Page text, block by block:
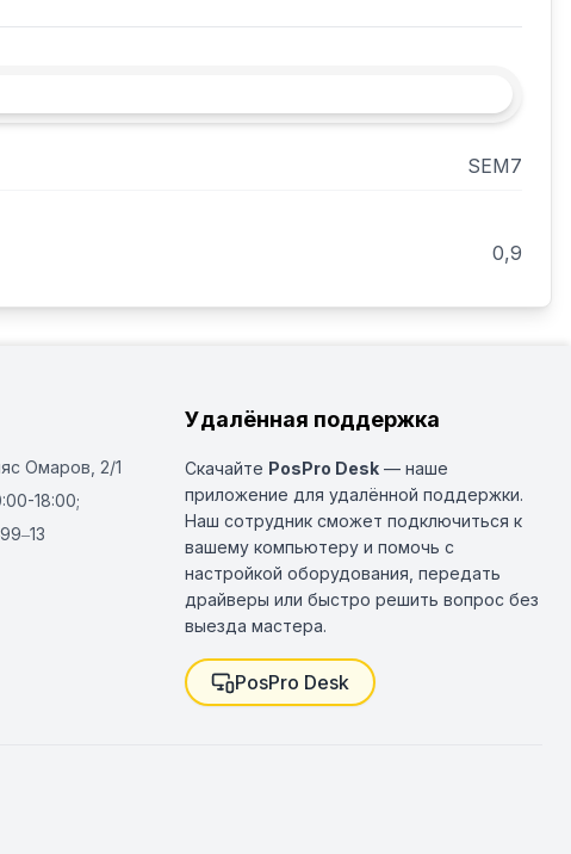
SEM7
0,9
Омаров, 2/1
18:00;
Удалённая поддержка
Скачайте PosPro Desk — наше
приложение для удалённой поддержки.
Наш сотрудник сможет подключиться к
вашему компьютеру и помочь с
настройкой оборудования, передать
драйверы или быстро решить вопрос без
выезда мастера.
PosPro Desk